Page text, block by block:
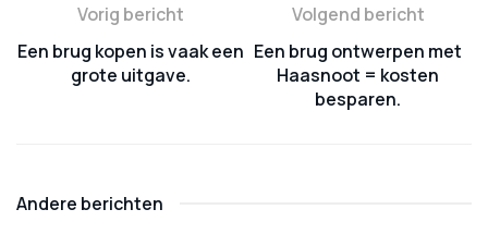
Vorig bericht
Een brug kopen is vaak een
grote uitgave.
Volgend bericht
Een brug ontwerpen met
Haasnoot = kosten
besparen.
Andere berichten